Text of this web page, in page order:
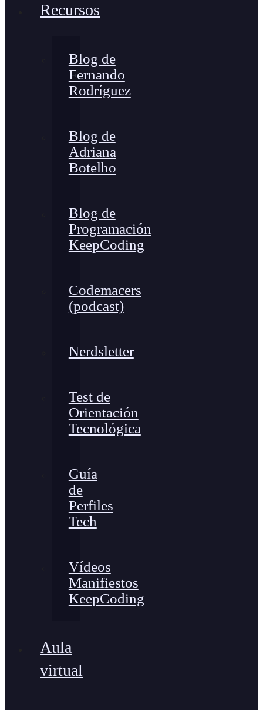
Recursos
Blog de
Fernando
Rodríguez
Blog de
Adriana
Botelho
Blog de
Programación
KeepCoding
Codemacers
(podcast)
Nerdsletter
Test de
Orientación
Tecnológica
Guía
de
Perfiles
Tech
Vídeos
Manifiestos
KeepCoding
Aula
virtual